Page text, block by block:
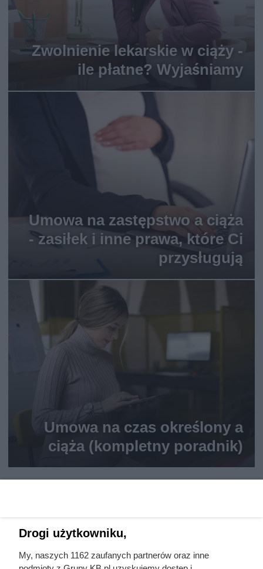
Zwolnienie lekarskie w ciąży -
ile płatne? Wyjaśniamy
Umowa na zastępstwo a ciąża
- zasiłek i inne prawa, które Ci
przysługują
Umowa na czas określony a
ciąża (kompletny poradnik)
Drogi użytkowniku,
My, naszych 1162 zaufanych partnerów oraz inne